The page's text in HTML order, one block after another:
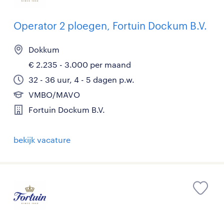
Operator 2 ploegen, Fortuin Dockum B.V.
Dokkum
€ 2.235 - 3.000 per maand
32 - 36 uur, 4 - 5 dagen p.w.
VMBO/MAVO
Fortuin Dockum B.V.
bekijk vacature